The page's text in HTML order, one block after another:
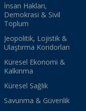
İnsan Hakları,
Demokrasi & Sivil
Toplum
Jeopolitik, Lojistik &
Ulaştırma Koridorları
Küresel Ekonomi &
Kalkınma
Küresel Sağlık
Savunma & Güvenlik